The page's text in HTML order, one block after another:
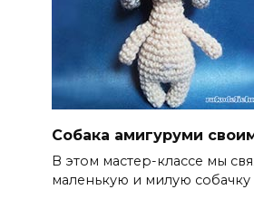
Собака амигуруми
В этом мастер-классе мы
маленькую и милую собачку